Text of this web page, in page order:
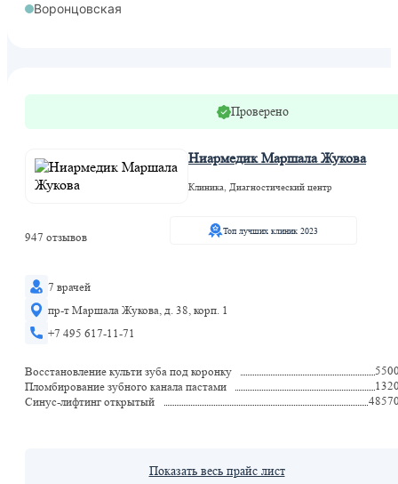
Воронцовская
Проверено
Ниармедик Маршала Жукова
Клиника, Диагностический центр
947 отзывов
Топ лучших клиник 2023
7 врачей
пр-т Маршала Жукова, д. 38, корп. 1
+7 495 617-11-71
Восстановление культи зуба под коронку
Пломбирование зубного канала пастами
Синус-лифтинг открытый
Показать весь прайс лист